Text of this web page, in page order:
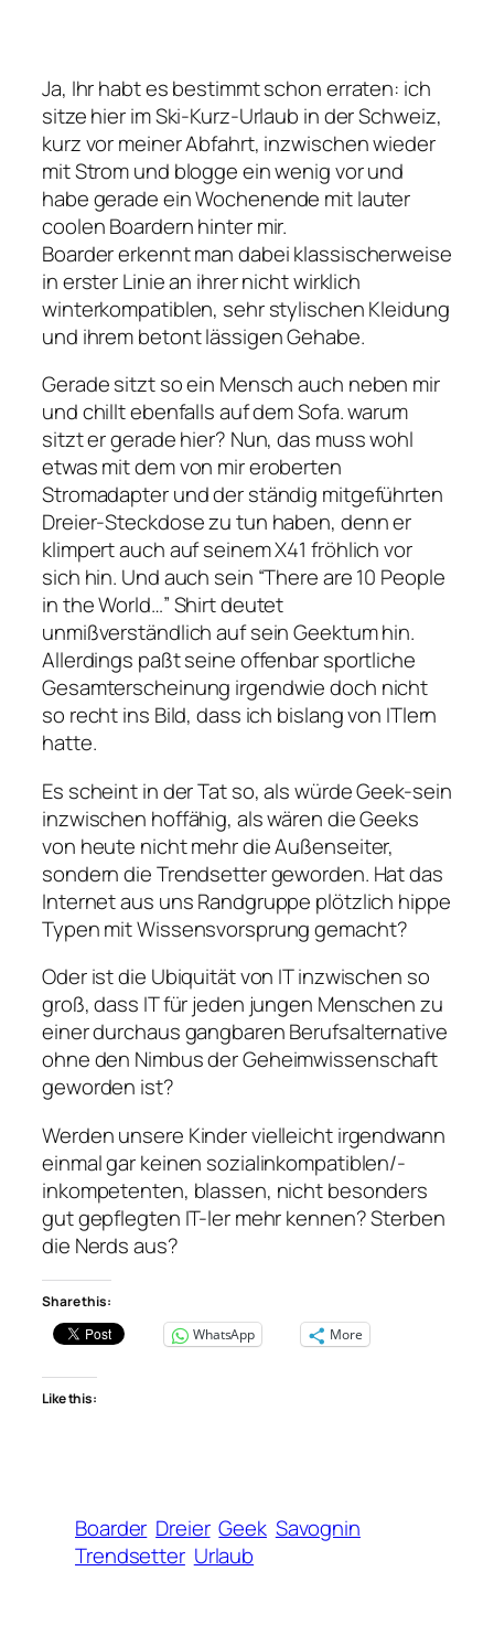
Ja, Ihr habt es bestimmt schon erraten: ich
sitze hier im Ski-Kurz-Urlaub in der Schweiz,
kurz vor meiner Abfahrt, inzwischen wieder
mit Strom und blogge ein wenig vor und
habe gerade ein Wochenende mit lauter
coolen Boardern hinter mir.
Boarder erkennt man dabei klassischerweise
in erster Linie an ihrer nicht wirklich
winterkompatiblen, sehr stylischen Kleidung
und ihrem betont lässigen Gehabe.
Gerade sitzt so ein Mensch auch neben mir
und chillt ebenfalls auf dem Sofa. warum
sitzt er gerade hier? Nun, das muss wohl
etwas mit dem von mir eroberten
Stromadapter und der ständig mitgeführten
Dreier-Steckdose zu tun haben, denn er
klimpert auch auf seinem X41 fröhlich vor
sich hin. Und auch sein “There are 10 People
in the World…” Shirt deutet
unmißverständlich auf sein Geektum hin.
Allerdings paßt seine offenbar sportliche
Gesamterscheinung irgendwie doch nicht
so recht ins Bild, dass ich bislang von ITlern
hatte.
Es scheint in der Tat so, als würde Geek-sein
inzwischen hoffähig, als wären die Geeks
von heute nicht mehr die Außenseiter,
sondern die Trendsetter geworden. Hat das
Internet aus uns Randgruppe plötzlich hippe
Typen mit Wissensvorsprung gemacht?
Oder ist die Ubiquität von IT inzwischen so
groß, dass IT für jeden jungen Menschen zu
einer durchaus gangbaren Berufsalternative
ohne den Nimbus der Geheimwissenschaft
geworden ist?
Werden unsere Kinder vielleicht irgendwann
einmal gar keinen sozialinkompatiblen/-
inkompetenten, blassen, nicht besonders
gut gepflegten IT-ler mehr kennen? Sterben
die Nerds aus?
Share this:
WhatsApp
More
Like this:
Boarder Dreier Geek Savognin
Trendsetter Urlaub